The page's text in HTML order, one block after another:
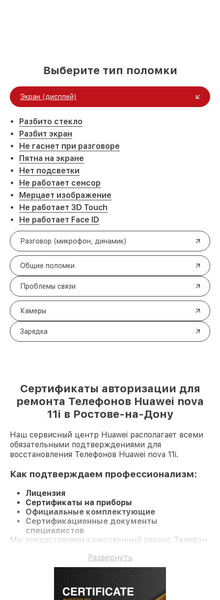
Выберите тип поломки
Экран (дисплей)
Разбито стекло
Разбит экран
Не гаснет при разговоре
Пятна на экране
Нет подсветки
Не работает сенсор
Мерцает изображение
Не работает 3D Touch
Не работает Face ID
Разговор (микрофон, динамик)
Общие поломки
Проблемы связи
Камеры
Зарядка
Сертификаты авторизации для
ремонта Телефонов Huawei nova
11i в Ростове-на-Дону
Наш сервисный центр Huawei располагает всеми
обязательными подтверждениями для
восстановления Телефонов Huawei nova 11i.
Как подтверждаем профессионализм:
Лицензия
Сертификаты на приборы
Официальные комплектующие
Сертификационные документы
специалистов
Мы предоставляем качественный сервис Телефон
Развернуть